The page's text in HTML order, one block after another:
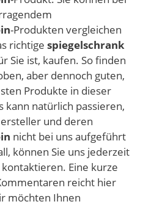
-Produkten vergleichen
richtige spiegelschrank
Sie ist, kaufen. So finden
aber dennoch guten,
Produkte in dieser
kann natürlich passieren,
und deren
nicht bei uns aufgeführt
können Sie uns jederzeit
Eine kurze
reicht hier
möchten Ihnen